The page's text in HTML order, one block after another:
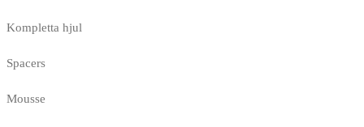
Kompletta hjul
Spacers
Mousse